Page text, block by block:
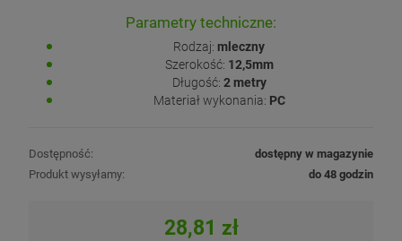
Parametry techniczne:
Rodzaj: mleczny
Szerokość: 12,5mm
Długość: 2 metry
Materiał wykonania: PC
Dostępność:
dostępny w magazynie
Produkt wysyłamy:
do 48 godzin
28,81 zł